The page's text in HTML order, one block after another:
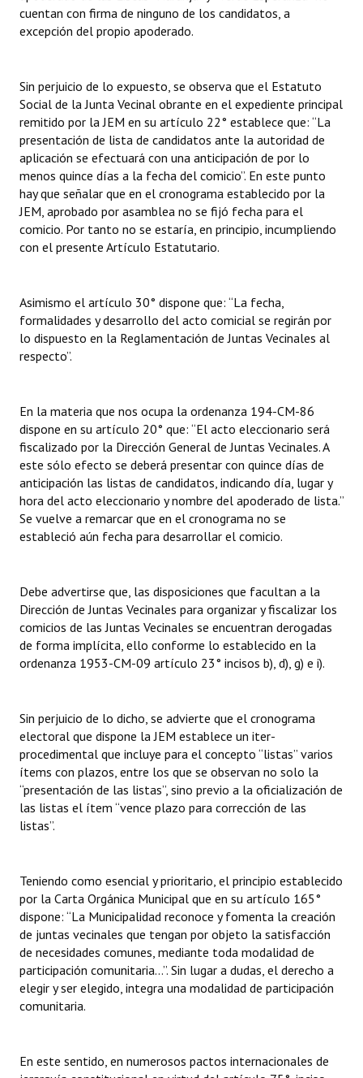
cuentan con firma de ninguno de los candidatos, a
excepción del propio apoderado.
Sin perjuicio de lo expuesto, se observa que el Estatuto
Social de la Junta Vecinal obrante en el expediente principal
remitido por la JEM en su artículo 22° establece que: “La
presentación de lista de candidatos ante la autoridad de
aplicación se efectuará con una anticipación de por lo
menos quince días a la fecha del comicio”. En este punto
hay que señalar que en el cronograma establecido por la
JEM, aprobado por asamblea no se fijó fecha para el
comicio. Por tanto no se estaría, en principio, incumpliendo
con el presente Artículo Estatutario.
Asimismo el artículo 30° dispone que: “La fecha,
formalidades y desarrollo del acto comicial se regirán por
lo dispuesto en la Reglamentación de Juntas Vecinales al
respecto”.
En la materia que nos ocupa la ordenanza 194-CM-86
dispone en su artículo 20° que: “El acto eleccionario será
fiscalizado por la Dirección General de Juntas Vecinales. A
este sólo efecto se deberá presentar con quince días de
anticipación las listas de candidatos, indicando día, lugar y
hora del acto eleccionario y nombre del apoderado de lista.”
Se vuelve a remarcar que en el cronograma no se
estableció aún fecha para desarrollar el comicio.
Debe advertirse que, las disposiciones que facultan a la
Dirección de Juntas Vecinales para organizar y fiscalizar los
comicios de las Juntas Vecinales se encuentran derogadas
de forma implícita, ello conforme lo establecido en la
ordenanza 1953-CM-09 artículo 23° incisos b), d), g) e i).
Sin perjuicio de lo dicho, se advierte que el cronograma
electoral que dispone la JEM establece un iter-
procedimental que incluye para el concepto “listas” varios
ítems con plazos, entre los que se observan no solo la
“presentación de las listas”, sino previo a la oficialización de
las listas el ítem “vence plazo para corrección de las
listas”.
Teniendo como esencial y prioritario, el principio establecido
por la Carta Orgánica Municipal que en su artículo 165°
dispone: “La Municipalidad reconoce y fomenta la creación
de juntas vecinales que tengan por objeto la satisfacción
de necesidades comunes, mediante toda modalidad de
participación comunitaria…”. Sin lugar a dudas, el derecho a
elegir y ser elegido, integra una modalidad de participación
comunitaria.
En este sentido, en numerosos pactos internacionales de